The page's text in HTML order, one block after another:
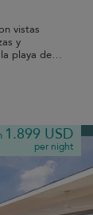
vistas
y
playa de
1.899 USD
per night